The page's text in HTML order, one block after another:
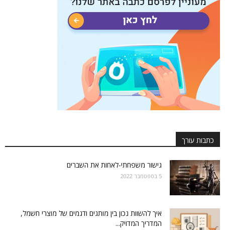
כתבות עורך
גישור משפחתי-לאחות את השברים
5 בספטמבר 2022
איך להשוות נכון בין מותגים ודגמים של מוצרי חשמל,
המדריך המדויק...